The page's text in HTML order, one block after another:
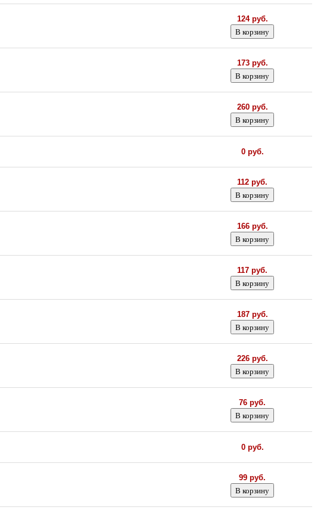
124 руб.
173 руб.
260 руб.
0 руб.
112 руб.
166 руб.
117 руб.
187 руб.
226 руб.
76 руб.
0 руб.
99 руб.